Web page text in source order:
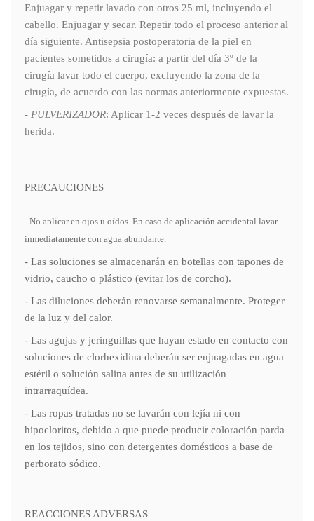
Enjuagar y repetir lavado con otros 25 ml, incluyendo el
cabello. Enjuagar y secar. Repetir todo el proceso anterior al
día siguiente. Antisepsia postoperatoria de la piel en
pacientes sometidos a cirugía: a partir del día 3º de la
cirugía lavar todo el cuerpo, excluyendo la zona de la
cirugía, de acuerdo con las normas anteriormente expuestas.
- PULVERIZADOR: Aplicar 1-2 veces después de lavar la
herida.
PRECAUCIONES
- No aplicar en ojos u oídos. En caso de aplicación accidental lavar
inmediatamente con agua abundante.
- Las soluciones se almacenarán en botellas con tapones de
vidrio, caucho o plástico (evitar los de corcho).
- Las diluciones deberán renovarse semanalmente. Proteger
de la luz y del calor.
- Las agujas y jeringuillas que hayan estado en contacto con
soluciones de clorhexidina deberán ser enjuagadas en agua
estéril o solución salina antes de su utilización
intrarraquídea.
- Las ropas tratadas no se lavarán con lejía ni con
hipocloritos, debido a que puede producir coloración parda
en los tejidos, sino con detergentes domésticos a base de
perborato sódico.
REACCIONES ADVERSAS